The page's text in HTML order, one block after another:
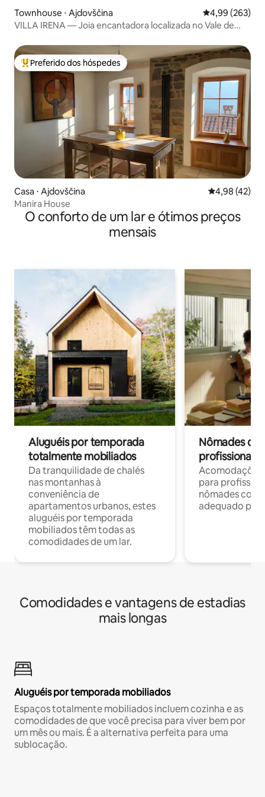
Townhouse ⋅ Ajdovščina 4,99 de uma
4,99 (263)
VILLA IRENA — Joia encantadora localizada no Vale de
Entre os melhores preferidos dos hóspedes
Preferido dos hóspedes
Casa ⋅ Ajdovščina 4,98 de uma
4,98 (42)
Manira House
O conforto de um lar e ótimos preços
mensais
Aluguéis por temporada
totalmente mobiliados
Da tranquilidade de chalés
nas montanhas à
conveniência de
apartamentos urbanos, estes
aluguéis por temporada
mobiliados têm todas as
comodidades de um lar.
Nômades
profissionais
para
nômades com
adequado
Comodidades e vantagens de estadias
mais longas
Aluguéis por temporada mobiliados
Espaços totalmente mobiliados incluem cozinha e as
comodidades de que você precisa para viver bem por
um mês ou mais. É a alternativa perfeita para uma
sublocação.